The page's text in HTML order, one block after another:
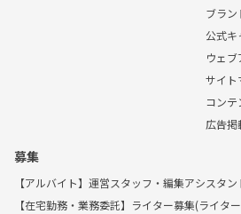
ブラン
公式キ
ウェブ
サイト
コンテ
広告掲
募集
【アルバイト】運営スタッフ・編集アシスタン
【在宅勤務・業務委託】ライター募集(ライタ